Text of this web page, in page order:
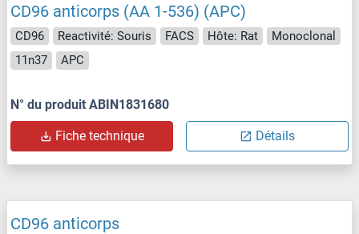
CD96 anticorps (AA 1-536) (APC)
CD96 Reactivité: Souris FACS Hôte: Rat
Monoclonal
11n37
APC
N° du produit ABIN1831680
Fiche technique Détails
CD96 anticorps